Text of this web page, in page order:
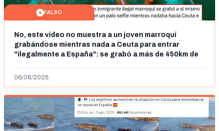
FALSO
No, este vídeo no muestra a un joven marroquí
grabándose mientras nada a Ceuta para entrar
"ilegalmente a España": se grabó a más de 450km de
06/08/2026